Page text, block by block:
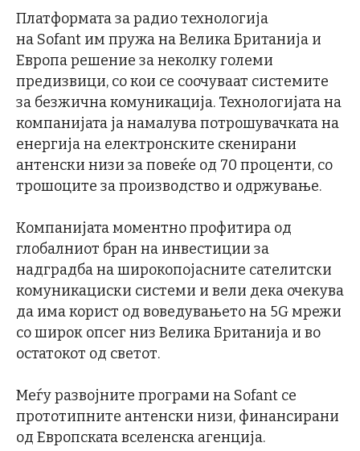
Платформата за радио технологија
на Sofant им пружа на Велика Британија и
Европа решение за неколку големи
предизвици, со кои се соочуваат системите
за безжична комуникација. Технологијата на
компанијата ја намалува потрошувачката на
енергија на електронските скенирани
антенски низи за повеќе од 70 проценти, со
трошоците за производство и одржување.
Компанијата моментно профитира од
глобалниот бран на инвестиции за
надградба на широкопојасните сателитски
комуникациски системи и вели дека очекува
да има корист од воведувањето на 5G мрежи
со широк опсег низ Велика Британија и во
остатокот од светот.
Меѓу развојните програми на Sofant се
прототипните антенски низи, финансирани
од Европската вселенска агенција.